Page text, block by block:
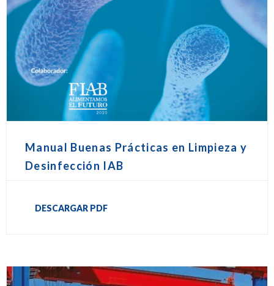
Manual Buenas Prácticas en Limpieza y
Desinfección IAB
DESCARGAR PDF